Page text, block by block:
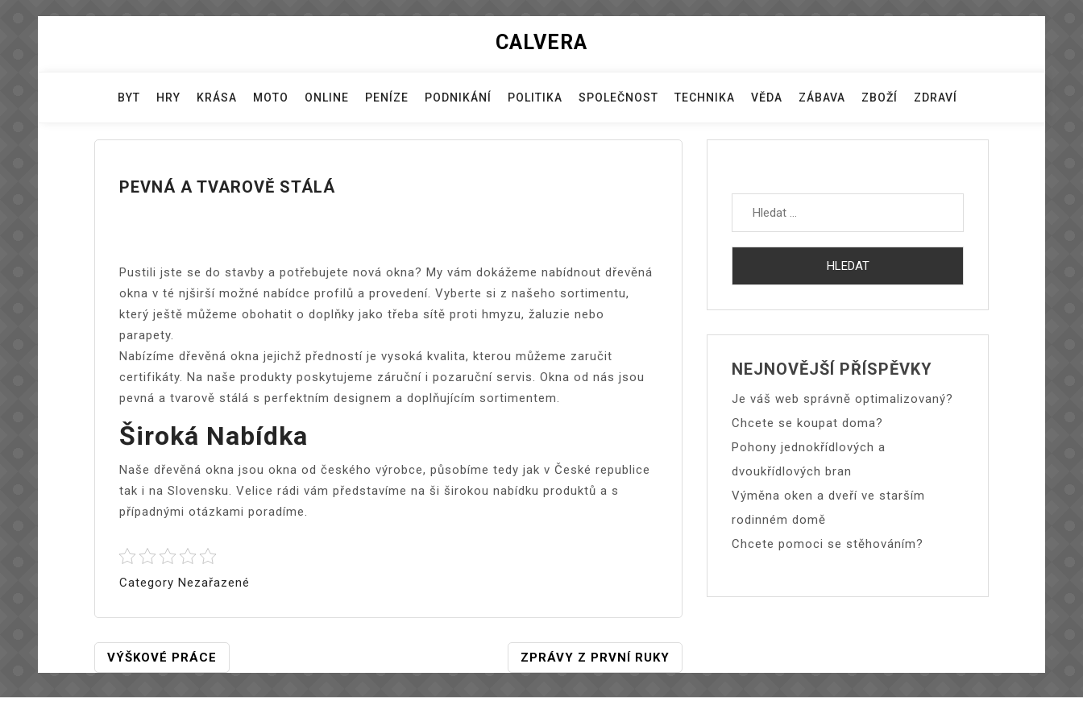
CALVERA
BYT HRY KRÁSA MOTO ONLINE PENÍZE PODNIKÁNÍ POLITIKA SPOLEČNOST TECHNIKA VĚDA ZÁBAVA ZBOŽÍ ZDRAVÍ
PEVNÁ A TVAROVĚ STÁLÁ
Pustili jste se do stavby a potřebujete nová okna? My vám dokážeme nabídnout dřevěná
okna v té njširší možné nabídce profilů a provedení. Vyberte si z našeho sortimentu,
který ještě můžeme obohatit o doplňky jako třeba sítě proti hmyzu, žaluzie nebo
parapety.
Nabízíme dřevěná okna jejichž předností je vysoká kvalita, kterou můžeme zaručit
certifikáty. Na naše produkty poskytujeme záruční i pozaruční servis. Okna od nás jsou
pevná a tvarově stálá s perfektním designem a doplňujícím sortimentem.
Široká Nabídka
Naše dřevěná okna jsou okna od českého výrobce, působíme tedy jak v České republice
tak i na Slovensku. Velice rádi vám představíme na ši širokou nabídku produktů a s
případnými otázkami poradíme.
Category Nezařazené
Navigace
VÝŠKOVÉ PRÁCE ZPRÁVY Z PRVNÍ RUKY
NEJNOVĚJŠÍ PŘÍSPĚVKY
Je váš web správně optimalizovaný?
Chcete se koupat doma?
Pohony jednokřídlových a
dvoukřídlových bran
Výměna oken a dveří ve starším
rodinném domě
Chcete pomoci se stěhováním?